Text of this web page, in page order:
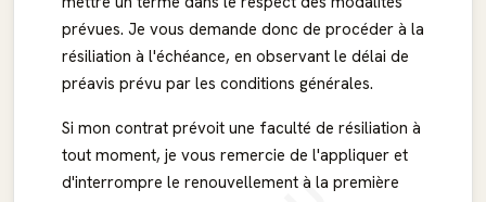
prévues. Je vous demande donc de procéder à la
résiliation à l'échéance, en observant le délai de
préavis prévu par les conditions générales.
Si mon contrat prévoit une faculté de résiliation à
tout moment, je vous remercie de l'appliquer et
d'interrompre le renouvellement à la première